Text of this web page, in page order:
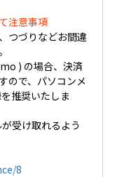
注意事項
つづりなどお間違
) の場合、決済
ので、パソコンメ
推奨いたしま
受け取れるよう
8